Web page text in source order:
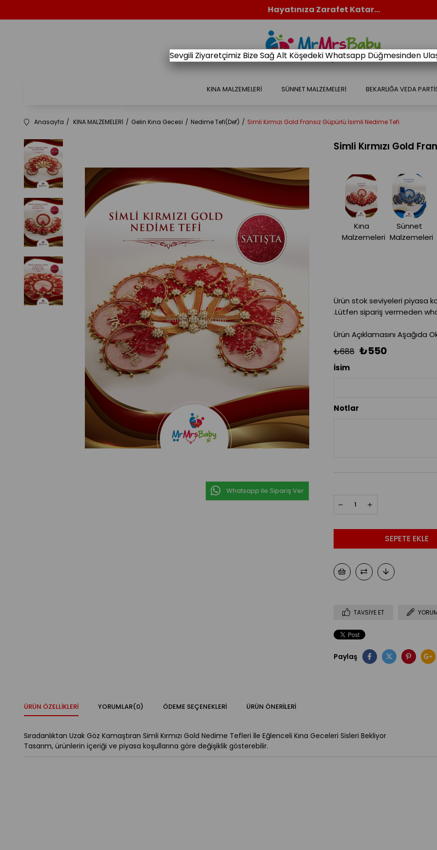
Hayatınıza Zarafet Katar...
KINA MALZEMELERİ SÜNNET MALZEMELERİ BEKARLIĞA VEDA
Anasayfa KINA MALZEMELERİ Gelin Kına Gecesi Nedime Tefi(Def) Simli Kırmızı Gold Fransız Güpürlü İsimli Nedime Tefi
Whatsapp ile Sipariş Ver
Simli Kırmızı Gold
Kına
Malzemeleri
Sünnet
Malzemeleri
Ürün stok seviyeleri piyasa
.Lütfen sipariş vermeden
Ürün Açıklamasını Aşağıda
₺688 ₺550
İsim
Notlar
TAVSIYE ET
Paylaş
ÜRÜN ÖZELLIKLERI YORUMLAR(0) ÖDEME SEÇENEKLERI ÜRÜN ÖNERILERI
Sıradanlıktan Uzak Göz Kamaştıran Simli Kırmızı Gold Nedime Tefleri İle Eğlenceli Kına Geceleri Sisleri Bekliyor
Tasarım, ürünlerin içeriği ve piyasa koşullarına göre değişiklik gösterebilir.
Sevgili Ziyaretçimiz Bize Sağ Alt Köşedeki Whatsapp Düğmesinden